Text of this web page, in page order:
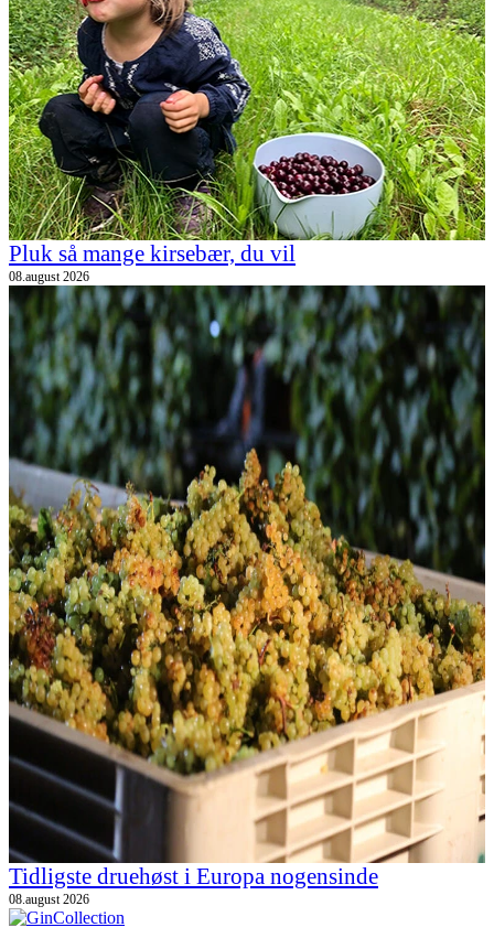
Pluk så mange kirsebær, du vil
08.august 2026
Tidligste druehøst i Europa nogensinde
08.august 2026